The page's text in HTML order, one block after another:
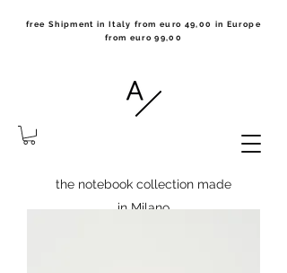
the notebook collection made
in Milano
free Shipment in Italy from euro 49,00 in Europe
from euro 99,00